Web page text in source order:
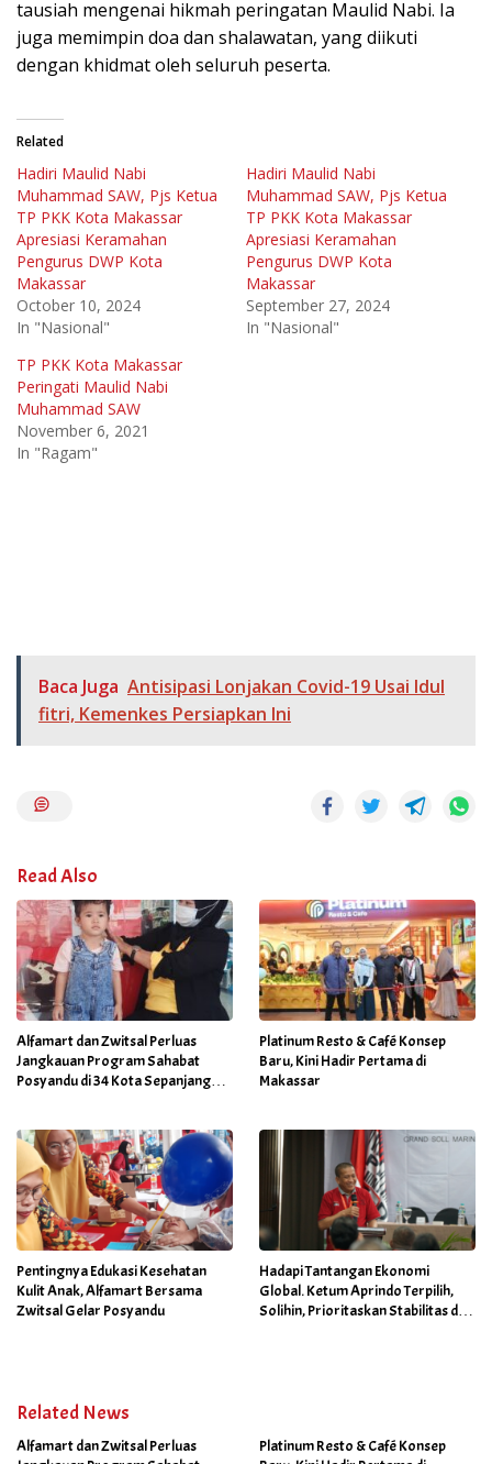
tausiah mengenai hikmah peringatan Maulid Nabi. Ia
juga memimpin doa dan shalawatan, yang diikuti
dengan khidmat oleh seluruh peserta.
Related
Hadiri Maulid Nabi
Muhammad SAW, Pjs Ketua
TP PKK Kota Makassar
Apresiasi Keramahan
Pengurus DWP Kota
Makassar
October 10, 2024
In "Nasional"
Hadiri Maulid Nabi
Muhammad SAW, Pjs Ketua
TP PKK Kota Makassar
Apresiasi Keramahan
Pengurus DWP Kota
Makassar
September 27, 2024
In "Nasional"
TP PKK Kota Makassar
Peringati Maulid Nabi
Muhammad SAW
November 6, 2021
In "Ragam"
Baca Juga Antisipasi Lonjakan Covid-19 Usai Idul
fitri, Kemenkes Persiapkan Ini
Read Also
Alfamart dan Zwitsal Perluas
Jangkauan Program Sahabat
Posyandu di 34 Kota Sepanjang
Platinum Resto & Café Konsep
Baru, Kini Hadir Pertama di
Makassar
Pentingnya Edukasi Kesehatan
Kulit Anak, Alfamart Bersama
Zwitsal Gelar Posyandu
Hadapi Tantangan Ekonomi
Global. Ketum Aprindo Terpilih,
Solihin, Prioritaskan Stabilitas dan
Related News
Alfamart dan Zwitsal Perluas
Platinum Resto & Café Konsep